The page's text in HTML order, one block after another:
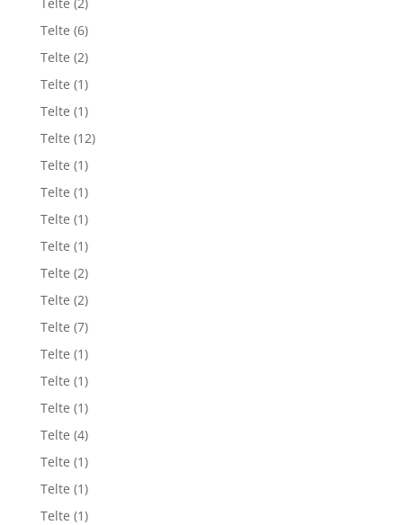
Telte (6)
Telte (2)
Telte (1)
Telte (1)
Telte (12)
Telte (1)
Telte (1)
Telte (1)
Telte (1)
Telte (2)
Telte (2)
Telte (7)
Telte (1)
Telte (1)
Telte (1)
Telte (4)
Telte (1)
Telte (1)
Telte (1)